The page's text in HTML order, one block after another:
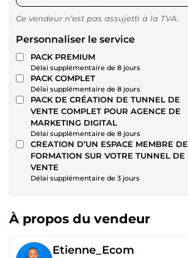
Ce vendeur n’est pas assujetti à la TVA.
Personnaliser le service
PACK PREMIUM
Délai supplémentaire de 8 jours
PACK COMPLET
Délai supplémentaire de 8 jours
PACK DE CRÉATION DE TUNNEL DE
VENTE COMPLET POUR AGENCE DE
MARKETING DIGITAL
Délai supplémentaire de 8 jours
CREATION D’UN ESPACE MEMBRE DE
FORMATION SUR VOTRE TUNNEL DE
VENTE
Délai supplémentaire de 3 jours
À propos du vendeur
Etienne_Ecom